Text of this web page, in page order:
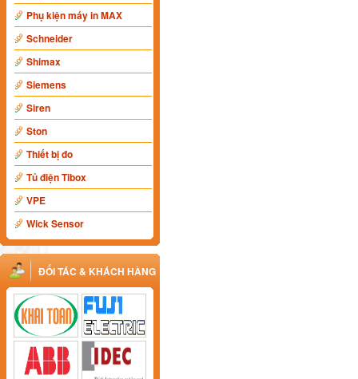
Phụ kiện máy in MAX
Schneider
Shimax
Siemens
Siren
Ston
Thiết bị đo
Tủ điện Tibox
VPE
Wick Sensor
ĐỐI TÁC & KHÁCH HÀNG